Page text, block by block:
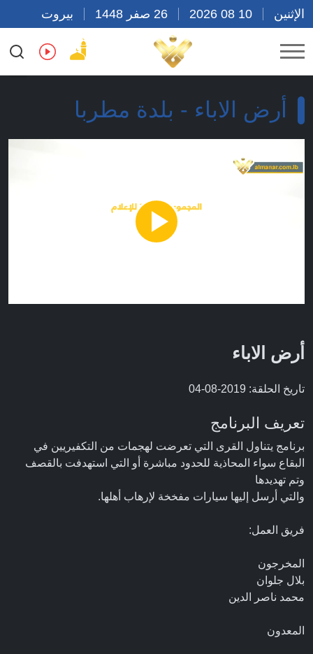
الإثنين
بيروت
18:13
أرض الاباء - بلدة مطربا
Play
Video
أرض الاباء
تاريخ الحلقة: 2019-08-04
تعريف البرنامج
برنامج يتناول القرى التي تعرضت لهجمات من التكفيريين في
البقاع سواء المحاذية للحدود مباشرة أو التي استهدفت بالقصف
وتم تهديدها
والتي أرسل إليها سيارات مفخخة لإرهاب أهلها.
فريق العمل:
المخرجون
بلال جلوان
محمد ناصر الدين
المعدون